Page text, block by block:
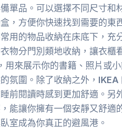
單品。可以選擇不同尺寸和
，方便你快速找到需要的東
用的物品收納在床底下，充
物分門別類地收納，讓衣櫃
，用來展示你的書籍、照片或
氛圍。除了收納之外， IKEA
前閱讀時感到更加舒適。另
能讓你擁有一個安靜又舒適
室成為你真正的避風港。